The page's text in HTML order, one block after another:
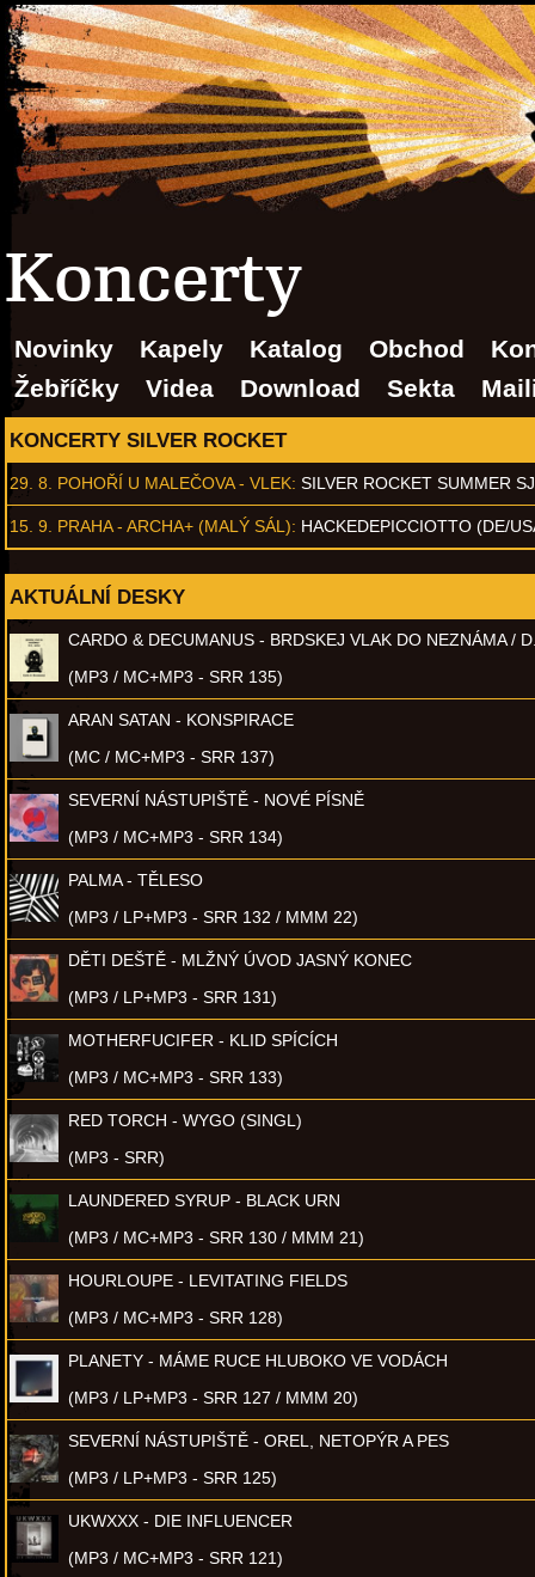
Koncerty
Novinky Kapely Katalog Obchod
Žebříčky
Videa Download Sekta
KONCERTY SILVER ROCKET
29. 8. POHOŘÍ U MALEČOVA - VLEK: SILVER ROCKET SUMMER
15. 9. PRAHA - ARCHA+ (MALÝ SÁL): HACKEDEPICCIOTTO (DE/
AKTUÁLNÍ DESKY
CARDO & DECUMANUS - BRDSKEJ VLAK DO NEZNÁMA /
(MP3 / MC+MP3 - SRR 135)
ARAN SATAN - KONSPIRACE
(MC / MC+MP3 - SRR 137)
SEVERNÍ NÁSTUPIŠTĚ - NOVÉ PÍSNĚ
(MP3 / MC+MP3 - SRR 134)
PALMA - TĚLESO
(MP3 / LP+MP3 - SRR 132 / MMM 22)
DĚTI DEŠTĚ - MLŽNÝ ÚVOD JASNÝ KONEC
(MP3 / LP+MP3 - SRR 131)
MOTHERFUCIFER - KLID SPÍCÍCH
(MP3 / MC+MP3 - SRR 133)
RED TORCH - WYGO (SINGL)
(MP3 - SRR)
LAUNDERED SYRUP - BLACK URN
(MP3 / MC+MP3 - SRR 130 / MMM 21)
HOURLOUPE - LEVITATING FIELDS
(MP3 / MC+MP3 - SRR 128)
PLANETY - MÁME RUCE HLUBOKO VE VODÁCH
(MP3 / LP+MP3 - SRR 127 / MMM 20)
SEVERNÍ NÁSTUPIŠTĚ - OREL, NETOPÝR A PES
(MP3 / LP+MP3 - SRR 125)
UKWXXX - DIE INFLUENCER
(MP3 / MC+MP3 - SRR 121)